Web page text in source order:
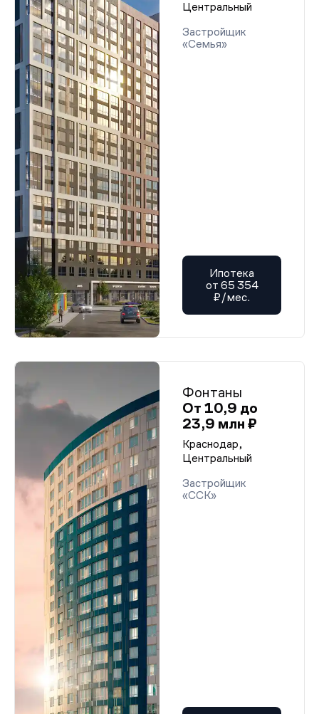
Центральный
Застройщик
«Семья»
Ипотека
от 65 354
₽/мес.
Фонтаны
От 10,9 до
23,9 млн ₽
Краснодар,
Центральный
Застройщик
«ССК»